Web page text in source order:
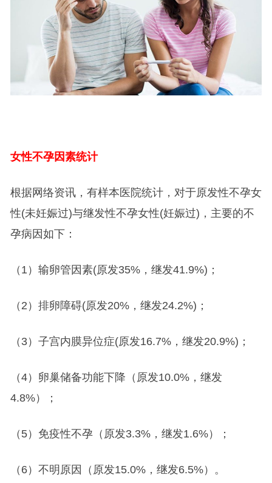
女性不孕因素统计
根据网络资讯，有样本医院统计，对于原发性不孕女
性(未妊娠过)与继发性不孕女性(妊娠过)，主要的不
孕病因如下：
（1）输卵管因素(原发35%，继发41.9%)；
（2）排卵障碍(原发20%，继发24.2%)；
（3）子宫内膜异位症(原发16.7%，继发20.9%)；
（4）卵巢储备功能下降（原发10.0%，继发
4.8%）；
（5）免疫性不孕（原发3.3%，继发1.6%）；
（6）不明原因（原发15.0%，继发6.5%）。